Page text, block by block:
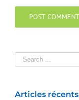
Articles récents